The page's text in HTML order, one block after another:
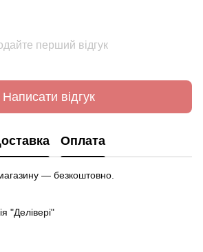
перший відгук
Написати відгук
Оплата
— безкоштовно.
"Делівері"